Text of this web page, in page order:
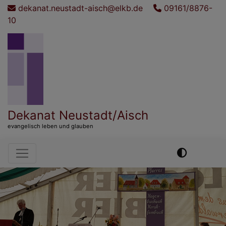
Direkt
zum
dekanat.neustadt-aisch@elkb.de
09161/8876-
10
Dekanat Neustadt/Aisch
evangelisch leben und glauben
Hauptnavigation